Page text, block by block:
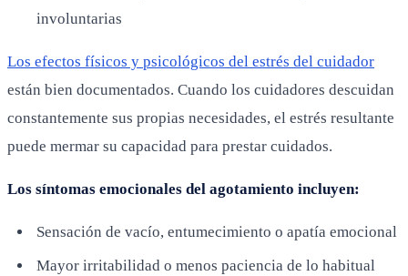
involuntarias
Los efectos físicos y psicológicos del estrés del cuidador
están bien documentados. Cuando los cuidadores descuidan
constantemente sus propias necesidades, el estrés resultante
puede mermar su capacidad para prestar cuidados.
Los síntomas emocionales del agotamiento incluyen:
Sensación de vacío, entumecimiento o apatía emocional
Mayor irritabilidad o menos paciencia de lo habitual